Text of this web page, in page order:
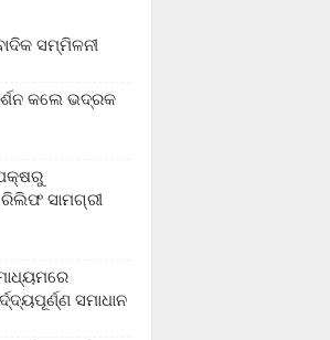
ସମ୍ମିଳନୀ
କଲେ ଭଦ୍ରକ
ସାମଗ୍ରୀ
ସମାଧାନ